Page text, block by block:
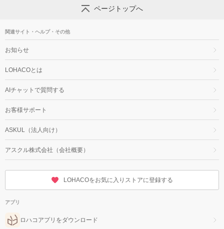
ページトップへ
関連サイト・ヘルプ・その他
お知らせ
LOHACOとは
AIチャットで質問する
お客様サポート
ASKUL（法人向け）
アスクル株式会社（会社概要）
LOHACOをお気に入りストアに登録する
アプリ
ロハコアプリをダウンロード